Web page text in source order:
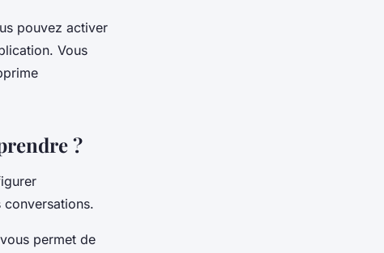
pouvez activer
Vous
?
permet de